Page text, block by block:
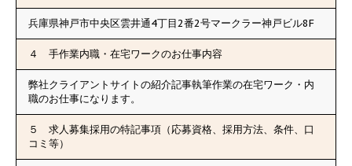
兵庫県神戸市中央区雲井通4丁目2番2号マークラー神戸ビル8F
４ 手作業内職・在宅ワークのお仕事内容
弊社クライアントサイトの紹介記事執筆作業の在宅ワーク・内
職のお仕事になります。
５ 求人募集採用の特記事項（応募資格、採用方法、条件、口
コミ等）